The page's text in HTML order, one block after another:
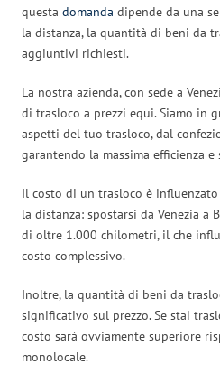
questa domanda dipende da una
la distanza, la quantità di beni da
aggiuntivi richiesti.
La nostra azienda, con sede a
di trasloco a prezzi equi. Siamo in
aspetti del tuo trasloco, dal
garantendo la massima efficienza e
Il costo di un trasloco è
la distanza: spostarsi da Venezia
di oltre 1.000 chilometri, il che
costo complessivo.
Inoltre, la quantità di beni da
significativo sul prezzo. Se stai
costo sarà ovviamente superiore
monolocale.